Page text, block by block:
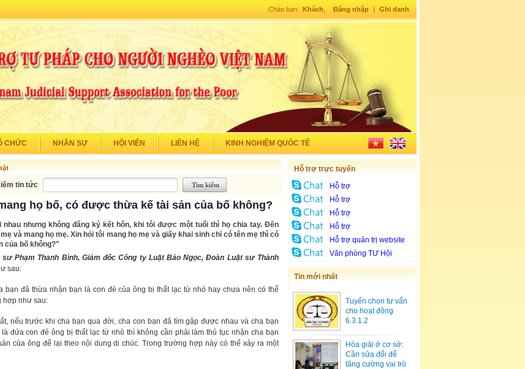
Chào bạn: Khách Đăng nhập | Ghi danh
CHỨC NHÂN SỰ HỘI VIÊN LIÊN HỆ KINH NGHIỆM QUỐC TẾ
tin tức
họ bố, có được thừa kế tài sản của bố không?
nhưng không đăng ký kết hôn, khi tôi được một tuổi thì họ chia tay. Đến
và mang họ mẹ. Xin hỏi tôi mang họ mẹ và giấy khai sinh chỉ có tên mẹ thì có
của bố không?"
sư Phạm Thanh Bình, Giám đốc Công ty Luật Bảo Ngọc, Đoàn Luật sư Thành
sau:
bạn đã thừa nhận bạn là con đẻ của ông bị thất lạc từ nhỏ hay chưa nên có thể
hợp như sau:
nếu trước khi cha bạn qua đời, cha con bạn đã tìm gặp được nhau và cha bạn
đứa con đẻ ông bị thất lạc từ nhỏ thì không cần phải làm thủ tục nhận cha bạn
của ông để lại theo nội dung di chúc. Trong trường hợp này có thể xảy ra một
Hỗ trợ trực tuyến
Hỗ trợ
Hỗ trợ
Hỗ trợ
Hỗ trợ
Hỗ trợ quản trị website
Văn phòng TƯ Hội
Tin mới nhất
Tuyển chọn tư vấn
cho hoạt động
6.3.1.2
Hòa giải ở cơ sở:
Cần sửa đổi để
tăng cường vai trò